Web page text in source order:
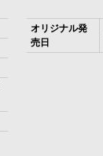
オリジナル発
売日